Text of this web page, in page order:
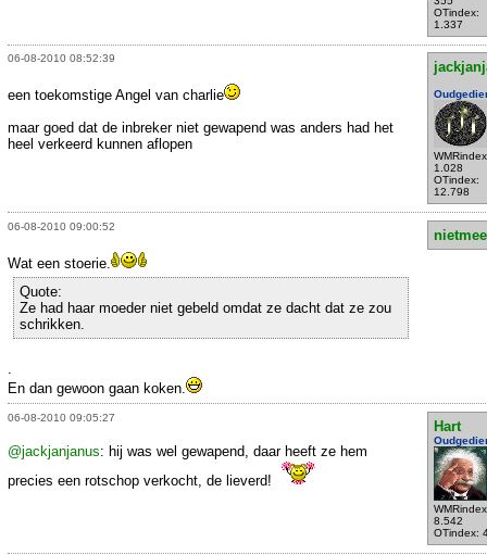
OTindex:
1.337
06-08-2010 08:52:39
1.028
OTindex:
12.798
een toekomstige Angel van charlie
maar goed dat de inbreker niet gewapend was anders had het
heel verkeerd kunnen aflopen
06-08-2010 09:00:52
Wat een stoerie.
Quote:
Ze had haar moeder niet gebeld omdat ze dacht dat ze zou
schrikken.
En dan gewoon gaan koken.
06-08-2010 09:05:27
Hart
8.542
OTindex:
@jackjanjanus: hij was wel gewapend, daar heeft ze hem
precies een rotschop verkocht, de lieverd!